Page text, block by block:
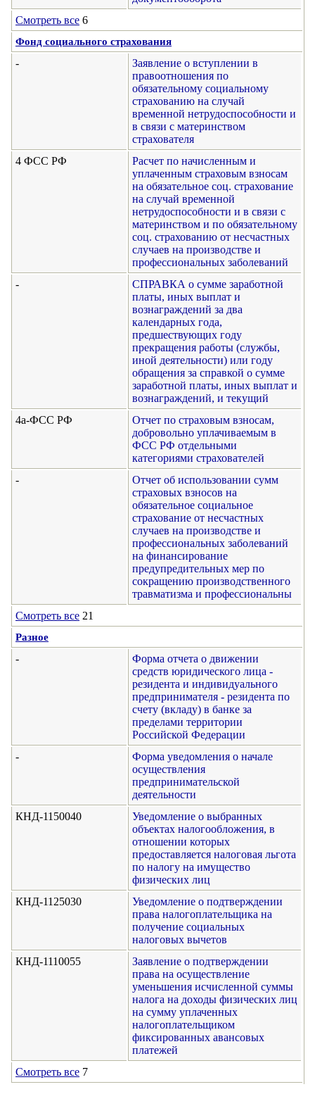
Смотреть все 6
Фонд социального страхования
-
Заявление о вступлении в
правоотношения по
обязательному социальному
страхованию на случай
временной нетрудоспособности и
в связи с материнством
страхователя
4 ФСС РФ
Расчет по начисленным и
уплаченным страховым взносам
на обязательное соц. страхование
на случай временной
нетрудоспособности и в связи с
материнством и по обязательному
соц. страхованию от несчастных
случаев на производстве и
профессиональных заболеваний
-
СПРАВКА о сумме заработной
платы, иных выплат и
вознаграждений за два
календарных года,
предшествующих году
прекращения работы (службы,
иной деятельности) или году
обращения за справкой о сумме
заработной платы, иных выплат и
вознаграждений, и текущий
4а-ФСС РФ
Отчет по страховым взносам,
добровольно уплачиваемым в
ФСС РФ отдельными
категориями страхователей
-
Отчет об использовании сумм
страховых взносов на
обязательное социальное
страхование от несчастных
случаев на производстве и
профессиональных заболеваний
на финансирование
предупредительных мер по
сокращению производственного
травматизма и профессиональны
Смотреть все 21
Разное
-
Форма отчета о движении
средств юридического лица -
резидента и индивидуального
предпринимателя - резидента по
счету (вкладу) в банке за
пределами территории
Российской Федерации
-
Форма уведомления о начале
осуществления
предпринимательской
деятельности
КНД-1150040
Уведомление о выбранных
объектах налогообложения, в
отношении которых
предоставляется налоговая льгота
по налогу на имущество
физических лиц
КНД-1125030
Уведомление о подтверждении
права налогоплательщика на
получение социальных
налоговых вычетов
КНД-1110055
Заявление о подтверждении
права на осуществление
уменьшения исчисленной суммы
налога на доходы физических лиц
на сумму уплаченных
налогоплательщиком
фиксированных авансовых
платежей
Смотреть все 7